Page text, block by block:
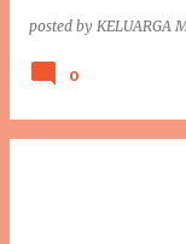
posted by KELUARGA
0